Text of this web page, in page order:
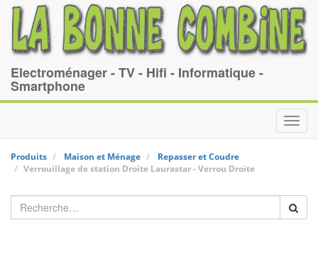
Electroménager - TV - Hifi - Informatique -
Smartphone
Produits Maison et Ménage
Repasser et Coudre
Verrouillage de station Droite Laurastar-Verrou Droite